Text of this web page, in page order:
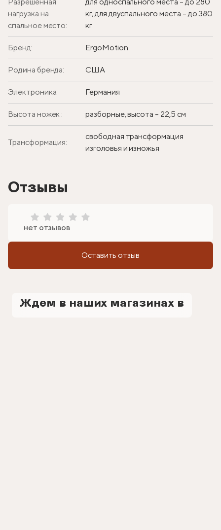
Разрешенная
нагрузка на
спальное место:
для односпального места – до 280
кг, для двуспального места – до 380
кг
Бренд: ErgoMotion
Родина бренда: США
Электроника: Германия
Высота ножек : разборные, высота – 22,5 см
Трансформация:
свободная трансформация
изголовья и изножья
Отзывы
нет отзывов
Оставить отзыв
Ждем в наших магазинах в